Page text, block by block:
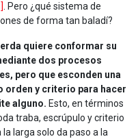
. Pero ¿qué sistema de
de forma tan baladí?
quiere conformar su
dos procesos
pero que esconden una
orden y criterio para hacer
alguno. Esto, en términos
traba, escrúpulo y criterio
larga solo da paso a la